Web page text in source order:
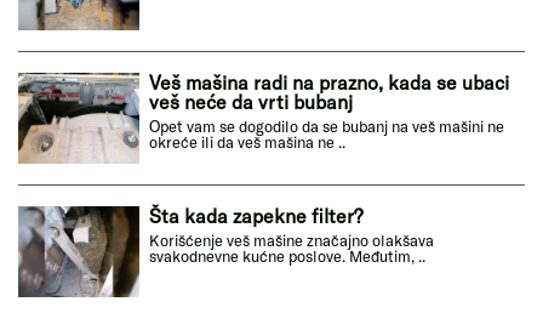
Veš mašina radi na prazno, kada se ubaci
veš neće da vrti bubanj
Opet vam se dogodilo da se bubanj na veš mašini ne
okreće ili da veš mašina ne ..
Šta kada zapekne filter?
Korišćenje veš mašine značajno olakšava
svakodnevne kućne poslove. Međutim, ..